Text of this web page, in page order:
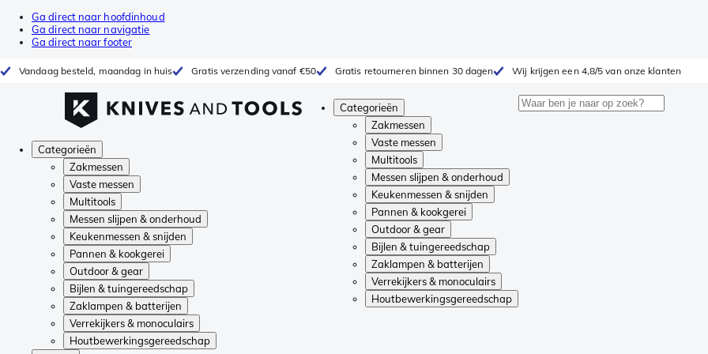
Ga direct naar hoofdinhoud
Ga direct naar navigatie
Ga direct naar footer
Vandaag besteld, maandag in huis Gratis verzending vanaf €50 Gratis retourneren binnen 30 dagen Wij krijgen een 4,8/5 van onze klanten
Categorieën
Zakmessen
Vaste messen
Multitools
Messen slijpen & onderhoud
Keukenmessen & snijden
Pannen & kookgerei
Outdoor & gear
Bijlen & tuingereedschap
Zaklampen & batterijen
Verrekijkers & monoculairs
Houtbewerkingsgereedschap
Categorieën
Zakmessen
Vaste messen
Multitools
Messen slijpen & onderhoud
Keukenmessen & snijden
Pannen & kookgerei
Outdoor & gear
Bijlen & tuingereedschap
Zaklampen & batterijen
Verrekijkers & monoculairs
Houtbewerkingsgereedschap